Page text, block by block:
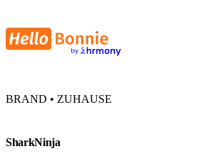
BRAND • ZUHAUSE
SharkNinja